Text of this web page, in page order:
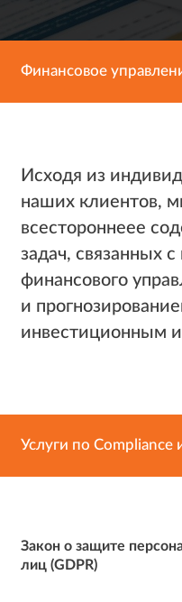
Финансовое
Исходя из
наших клиентов,
всестороннеее
задач, связанных
финансового
и
инвестиционным
Услуги по Compliance
Закон о защите
лиц (GDPR)